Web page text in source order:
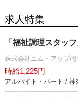
求人特集
「福祉調理スタッ
株式会社エム・アップ/
時給1,225円
アルバイト・パート / 神